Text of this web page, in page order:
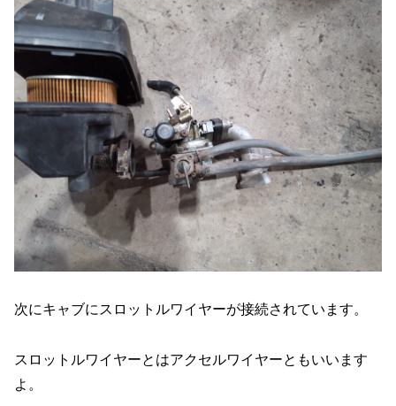
次にキャブにスロットルワイヤーが接続されています。
スロットルワイヤーとはアクセルワイヤーともいいます
よ。